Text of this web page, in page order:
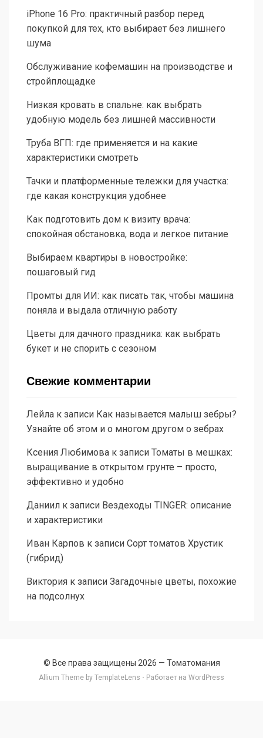
iPhone 16 Pro: практичный разбор перед
покупкой для тех, кто выбирает без лишнего
шума
Обслуживание кофемашин на производстве и
стройплощадке
Низкая кровать в спальне: как выбрать
удобную модель без лишней массивности
Труба ВГП: где применяется и на какие
характеристики смотреть
Тачки и платформенные тележки для участка:
где какая конструкция удобнее
Как подготовить дом к визиту врача:
спокойная обстановка, вода и легкое питание
Выбираем квартиры в новостройке:
пошаговый гид
Промты для ИИ: как писать так, чтобы машина
поняла и выдала отличную работу
Цветы для дачного праздника: как выбрать
букет и не спорить с сезоном
Свежие комментарии
Лейла к записи Как называется малыш зебры?
Узнайте об этом и о многом другом о зебрах
Ксения Любимова к записи Томаты в мешках:
выращивание в открытом грунте – просто,
эффективно и удобно
Даниил к записи Вездеходы TINGER: описание
и характеристики
Иван Карпов к записи Сорт томатов Хрустик
(гибрид)
Виктория к записи Загадочные цветы, похожие
на подсолнух
© Все права защищены 2026 — Томатомания
Allium Theme by TemplateLens ⋅ Работает на WordPress